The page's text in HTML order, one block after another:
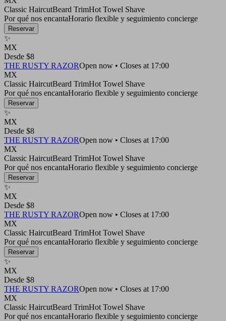
Classic HaircutBeard TrimHot Towel Shave
Por qué nos encantaHorario flexible y seguimiento concierge
Reservar
✨
MX
Desde $8
THE RUSTY RAZOROpen now • Closes at 17:00
MX
Classic HaircutBeard TrimHot Towel Shave
Por qué nos encantaHorario flexible y seguimiento concierge
Reservar
✨
MX
Desde $8
THE RUSTY RAZOROpen now • Closes at 17:00
MX
Classic HaircutBeard TrimHot Towel Shave
Por qué nos encantaHorario flexible y seguimiento concierge
Reservar
✨
MX
Desde $8
THE RUSTY RAZOROpen now • Closes at 17:00
MX
Classic HaircutBeard TrimHot Towel Shave
Por qué nos encantaHorario flexible y seguimiento concierge
Reservar
✨
MX
Desde $8
THE RUSTY RAZOROpen now • Closes at 17:00
MX
Classic HaircutBeard TrimHot Towel Shave
Por qué nos encantaHorario flexible y seguimiento concierge